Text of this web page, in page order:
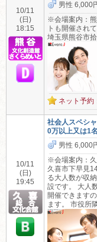
10/11
(日)
18:15
男性 6,000
※会場案内：
トも開催され
埼玉県熊谷市
ネット予約
10/11
(日)
19:45
社会人スペシ
0万以上又は1
男性 6,000
※会場案内：
久喜市下早見
る大人数が収
設です。 大人
開催できます
ます。 市役所